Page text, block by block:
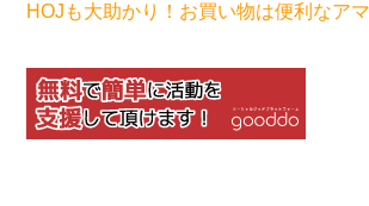
HOJも大助かり！お買い物は便利なアマ